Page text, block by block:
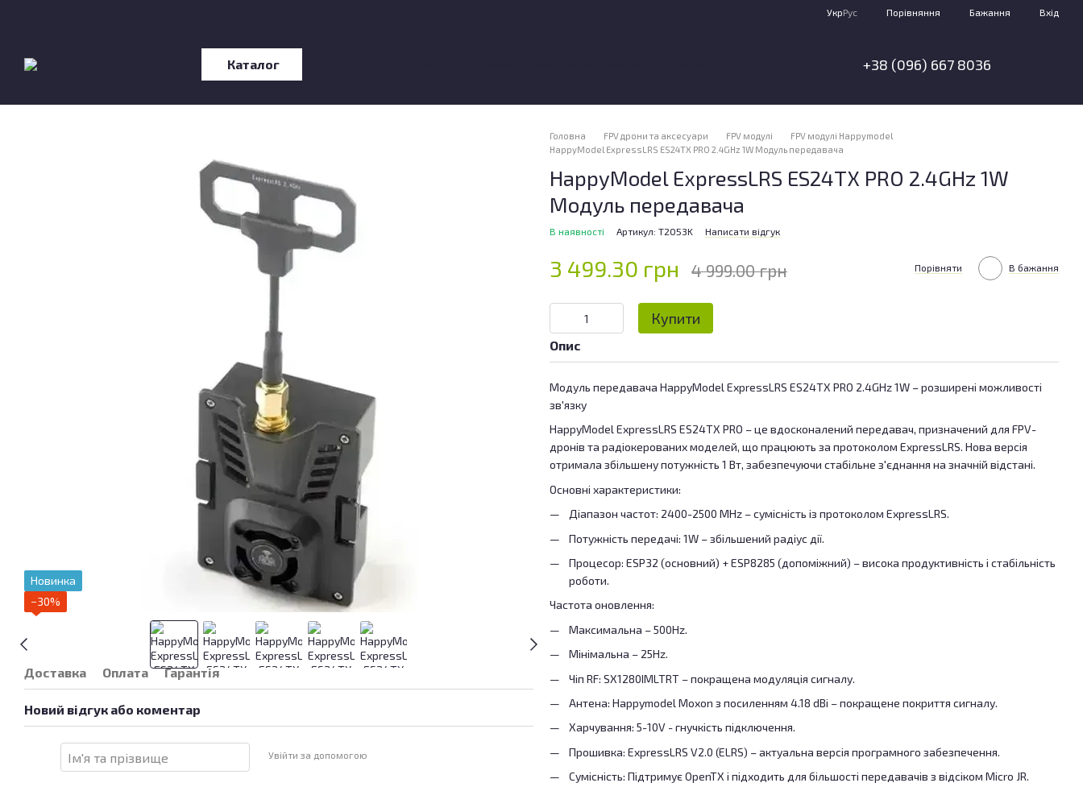
УкрРус Порівняння Бажання Вхід
Каталог +38 (096) 667 8036
Новинка
−30%
Доставка Оплата Гарантія
Новий відгук або коментар
Увійти за допомогою
Головна FPV дрони та аксесуари FPV модулі
FPV модулі Happymodel
HappyModel ExpressLRS ES24TX PRO 2.4GHz 1W Модуль передавача
HappyModel ExpressLRS ES24TX PRO 2.4GHz 1W
Модуль передавача
В наявності Артикул: T2053K Написати відгук
3 499.30 грн 4 999.00 грн Порівняти В бажання
Купити
Опис
Модуль передавача HappyModel ExpressLRS ES24TX PRO 2.4GHz 1W – розширені можливості
зв'язку
HappyModel ExpressLRS ES24TX PRO – це вдосконалений передавач, призначений для FPV-
дронів та радіокерованих моделей, що працюють за протоколом ExpressLRS. Нова версія
отримала збільшену потужність 1 Вт, забезпечуючи стабільне з'єднання на значній відстані.
Основні характеристики:
Діапазон частот: 2400-2500 MHz – сумісність із протоколом ExpressLRS.
Потужність передачі: 1W – збільшений радіус дії.
Процесор: ESP32 (основний) + ESP8285 (допоміжний) – висока продуктивність і стабільність
роботи.
Частота оновлення:
Максимальна – 500Hz.
Мінімальна – 25Hz.
Чіп RF: SX1280IMLTRT – покращена модуляція сигналу.
Антена: Happymodel Moxon з посиленням 4.18 dBi – покращене покриття сигналу.
Харчування: 5-10V - гнучкість підключення.
Прошивка: ExpressLRS V2.0 (ELRS) – актуальна версія програмного забезпечення.
Сумісність: Підтримує OpenTX і підходить для більшості передавачів з відсіком Micro JR.